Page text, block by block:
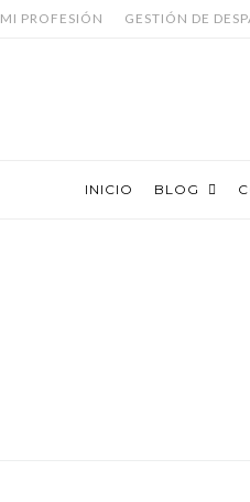
MI PROFESIÓN GESTIÓN DE
INICIO BLOG